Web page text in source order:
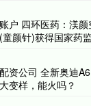
户 四环医药：渼
颜针)获得国家药
资公司 全新奥迪
变样，能火吗？